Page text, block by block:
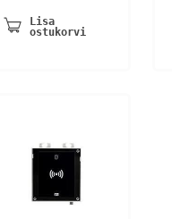
Lisa
ostukorvi